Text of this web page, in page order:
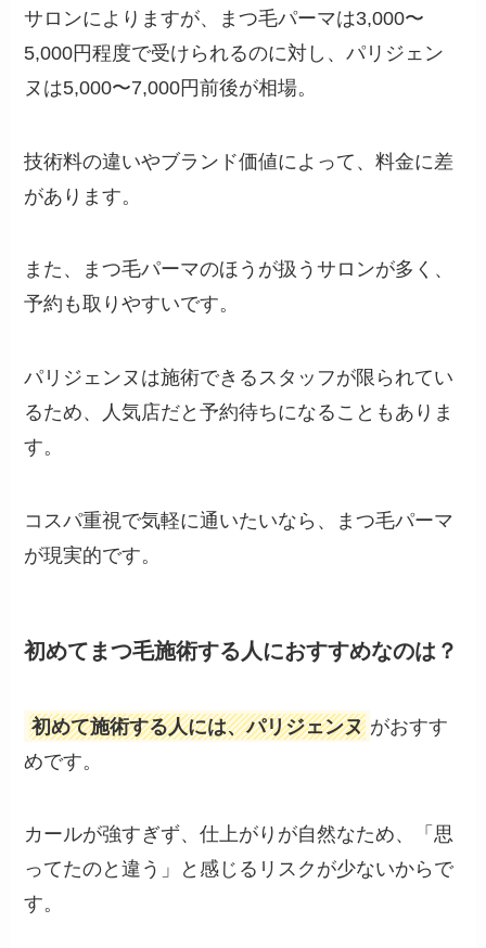
サロンによりますが、まつ毛パーマは3,000〜
5,000円程度で受けられるのに対し、パリジェン
ヌは5,000〜7,000円前後が相場。
技術料の違いやブランド価値によって、料金に差
があります。
また、まつ毛パーマのほうが扱うサロンが多く、
予約も取りやすいです。
パリジェンヌは施術できるスタッフが限られてい
るため、人気店だと予約待ちになることもありま
す。
コスパ重視で気軽に通いたいなら、まつ毛パーマ
が現実的です。
初めてまつ毛施術する人におすすめなのは？
初めて施術する人には、パリジェンヌ がおすす
めです。
カールが強すぎず、仕上がりが自然なため、「思
ってたのと違う」と感じるリスクが少ないからで
す。